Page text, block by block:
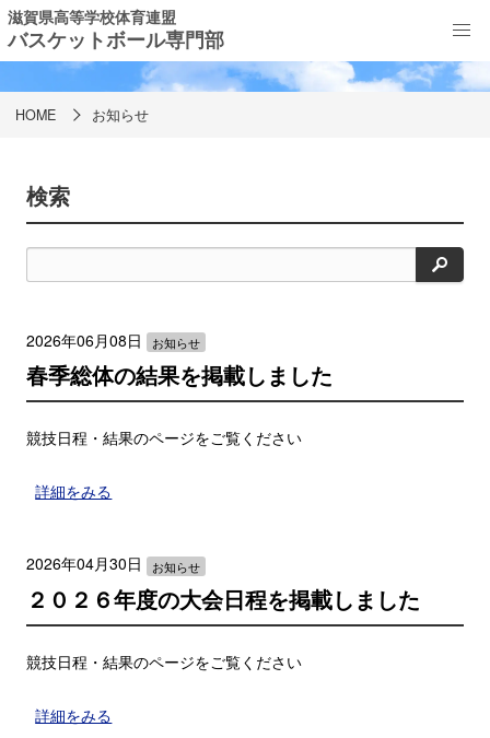
滋賀県高等学校体育連盟
バスケットボール専門部
お知らせ
HOME お知らせ
検索
検
索
2026年06月08日 お知らせ
春季総体の結果を掲載しました
競技日程・結果のページをご覧ください
詳細をみる
2026年04月30日 お知らせ
２０２６年度の大会日程を掲載しました
競技日程・結果のページをご覧ください
詳細をみる